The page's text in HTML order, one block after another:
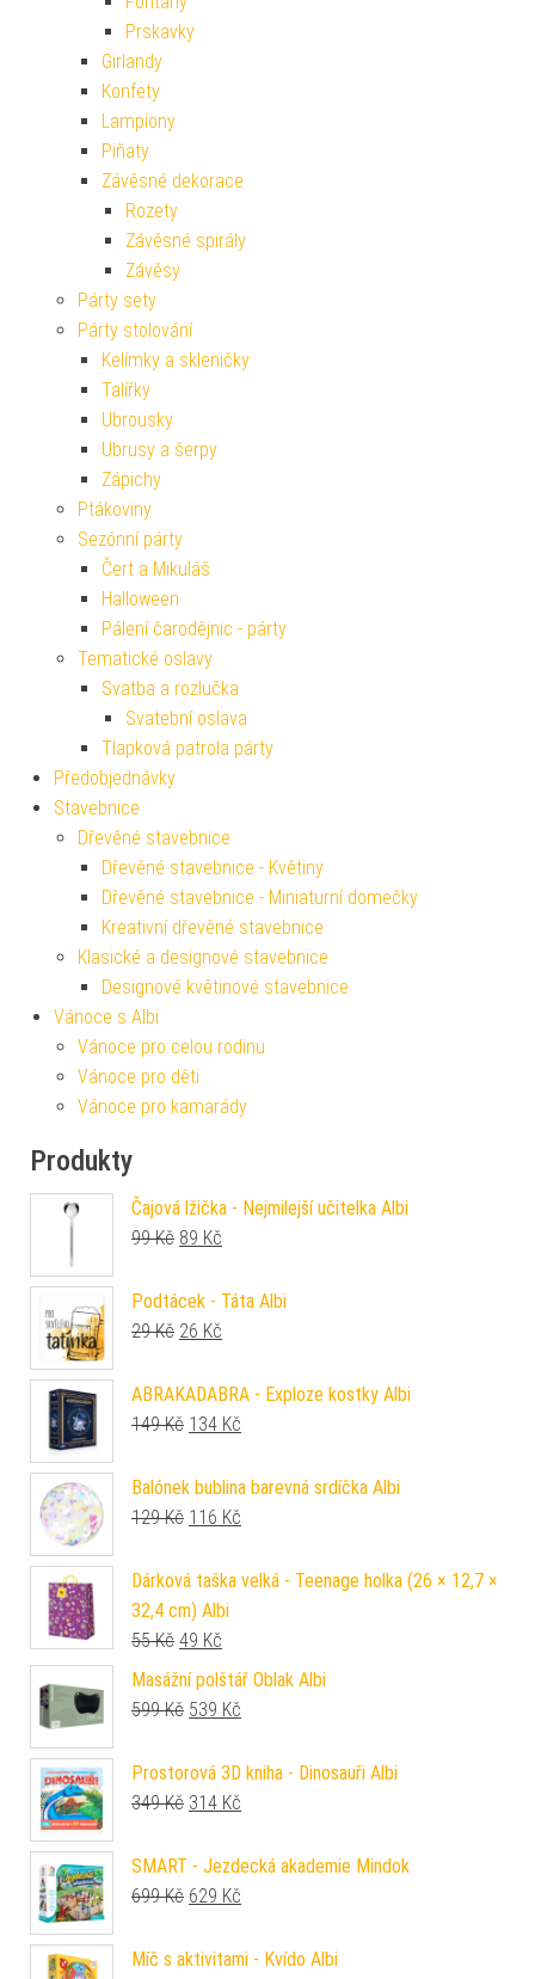
Prskavky
Girlandy
Konfety
Lampiony
Piňaty
Závěsné dekorace
Rozety
Závěsné spirály
Závěsy
Párty sety
Párty stolování
Kelímky a skleničky
Talířky
Ubrousky
Ubrusy a šerpy
Zápichy
Ptákoviny
Sezónní párty
Čert a Mikuláš
Halloween
Pálení čarodějnic - párty
Tematické oslavy
Svatba a rozlučka
Svatební oslava
Tlapková patrola párty
Předobjednávky
Stavebnice
Dřevěné stavebnice
Dřevěné stavebnice - Květiny
Dřevěné stavebnice - Miniaturní domečky
Kreativní dřevěné stavebnice
Klasické a designové stavebnice
Designové květinové stavebnice
Vánoce s Albi
Vánoce pro celou rodinu
Vánoce pro děti
Vánoce pro kamarády
Produkty
Čajová lžička - Nejmilejší učitelka Albi
99Kč Původní cena byla: 99 Kč.
89 Kč
Podtácek - Táta Albi
29Kč Původní cena byla: 29 Kč.
26 Kč
ABRAKADABRA - Exploze kostky Albi
149Kč Původní cena byla: 149 Kč.
134 Kč
Balónek bublina barevná srdíčka Albi
129Kč Původní cena byla: 129 Kč.
116 Kč
Dárková taška velká - Teenage holka (26 × 12,7 ×
32,4 cm) Albi
55Kč Původní cena byla: 55 Kč.
49 Kč
Masážní polštář Oblak Albi
599Kč Původní cena byla: 599 Kč.
539 Kč
Prostorová 3D kniha - Dinosauři Albi
349Kč Původní cena byla: 349 Kč.
314 Kč
SMART - Jezdecká akademie Mindok
699Kč Původní cena byla: 699 Kč.
629 Kč
Míč s aktivitami - Kvído Albi